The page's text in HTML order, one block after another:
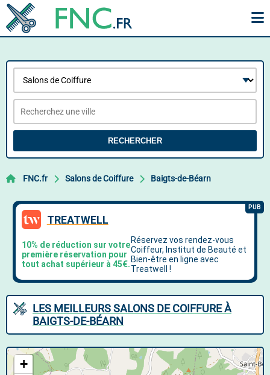
RECHERCHER
FNC.fr Salons de Coiffure Baigts-de-Béarn
LES MEILLEURS SALONS DE COIFFURE À
BAIGTS-DE-BÉARN
+